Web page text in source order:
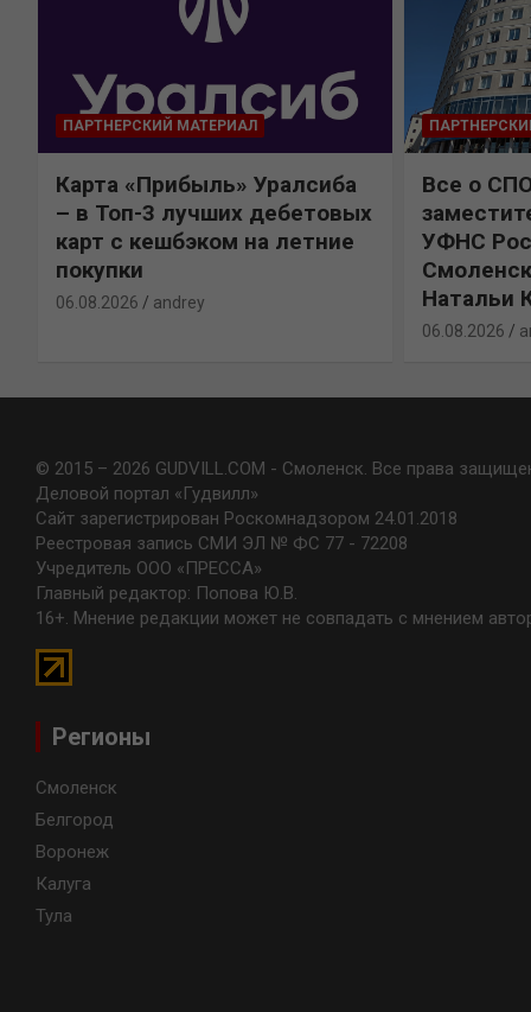
ПАРТНЕРСКИЙ МАТЕРИАЛ
Карта «Прибыль» Уралсиба
– в Топ-3 лучших дебетовых
карт с кешбэком на летние
покупки
06.08.2026 andrey
Все о
УФНС
Натальи
06.08.2026
© 2015 – 2026 GUDVILL.COM - Смоленск. Все права
Деловой портал «Гудвилл»
Сайт зарегистрирован Роскомнадзором 24.01.2018
Реестровая запись СМИ ЭЛ № ФС 77 - 72208
Учредитель ООО «ПРЕССА»
Главный редактор: Попова Ю.В.
16+. Мнение редакции может не совпадать с мнением
Регионы
Смоленск
Белгород
Воронеж
Калуга
Тула